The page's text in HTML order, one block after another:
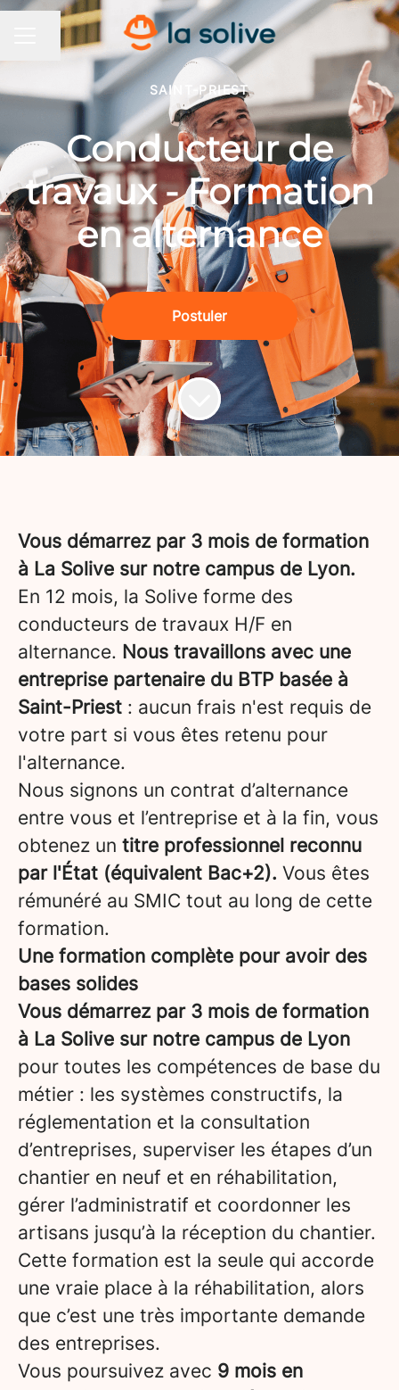
MENU CARRIÈRE
Partager la page
SAINT-PRIEST
Conducteur de
travaux - Formation
en alternance
Postuler
Vous démarrez par 3 mois de formation
à La Solive sur notre campus de Lyon.
En 12 mois, la Solive forme des
conducteurs de travaux H/F en
alternance. Nous travaillons avec une
entreprise partenaire du BTP basée à
Saint-Priest : aucun frais n'est requis de
votre part si vous êtes retenu pour
l'alternance.
Nous signons un contrat d’alternance
entre vous et l’entreprise et à la fin, vous
obtenez un titre professionnel reconnu
par l'État (équivalent Bac+2). Vous êtes
rémunéré au SMIC tout au long de cette
formation.
Une formation complète pour avoir des
bases solides
Vous démarrez par 3 mois de formation
à La Solive sur notre campus de Lyon
pour toutes les compétences de base du
métier : les systèmes constructifs, la
réglementation et la consultation
d’entreprises, superviser les étapes d’un
chantier en neuf et en réhabilitation,
gérer l’administratif et coordonner les
artisans jusqu’à la réception du chantier.
Cette formation est la seule qui accorde
une vraie place à la réhabilitation, alors
que c’est une très importante demande
des entreprises.
Vous poursuivez avec 9 mois en